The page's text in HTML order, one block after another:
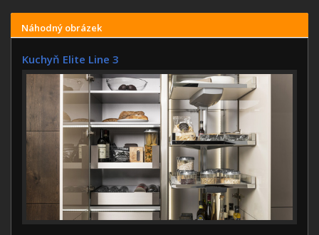
Náhodný obrázek
Kuchyň Elite Line 3